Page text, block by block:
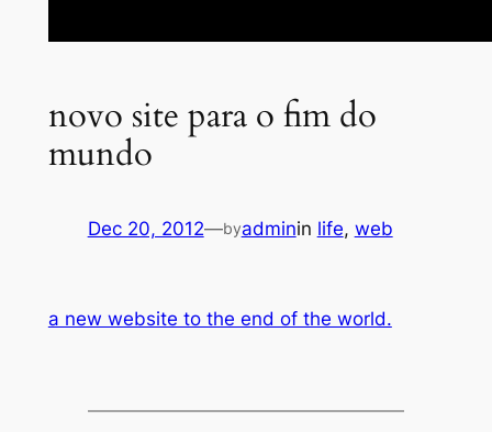
novo site para o fim do
mundo
Dec 20, 2012—byadminin life, web
a new website to the end of the world.